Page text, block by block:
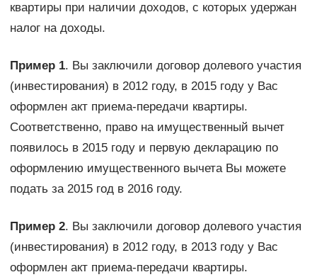
квартиры при наличии доходов, с которых удержан
налог на доходы.
Пример 1. Вы заключили договор долевого участия
(инвестирования) в 2012 году, в 2015 году у Вас
оформлен акт приема-передачи квартиры.
Соответственно, право на имущественный вычет
появилось в 2015 году и первую декларацию по
оформлению имущественного вычета Вы можете
подать за 2015 год в 2016 году.
Пример 2. Вы заключили договор долевого участия
(инвестирования) в 2012 году, в 2013 году у Вас
оформлен акт приема-передачи квартиры.